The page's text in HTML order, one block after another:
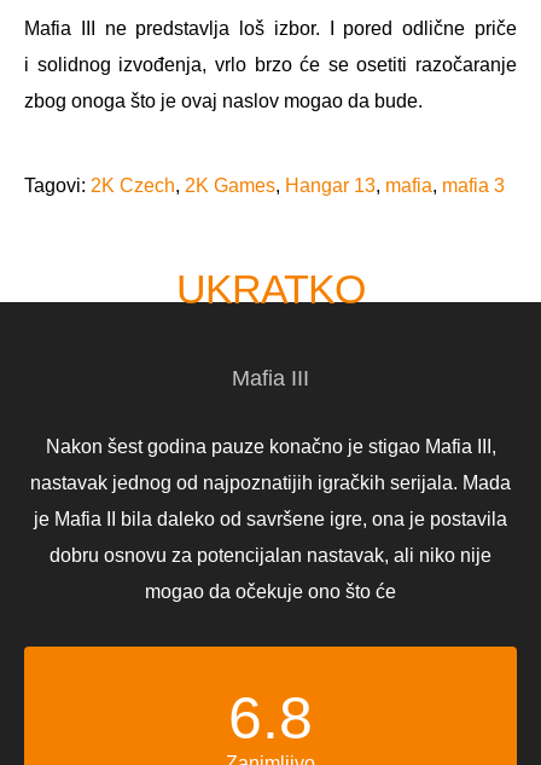
Mafia III ne predstavlja loš izbor. I pored odlične priče
i solidnog izvođenja, vrlo brzo će se osetiti razočaranje
zbog onoga što je ovaj naslov mogao da bude.
Tagovi: 2K Czech, 2K Games, Hangar 13, mafia, mafia 3
UKRATKO
Mafia III
Nakon šest godina pauze konačno je stigao Mafia III,
nastavak jednog od najpoznatijih igračkih serijala. Mada
je Mafia II bila daleko od savršene igre, ona je postavila
dobru osnovu za potencijalan nastavak, ali niko nije
mogao da očekuje ono što će
6.8